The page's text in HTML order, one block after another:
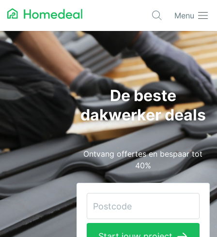
Menu
Populaire projecten
Aannemer
Airco
Alarmsystemen
Asbest
Bestrating
Cv-ketels
Dakwerken
Elektricien
De beste
dakwerker deals
Ontvang offertes en bespaar tot
40%